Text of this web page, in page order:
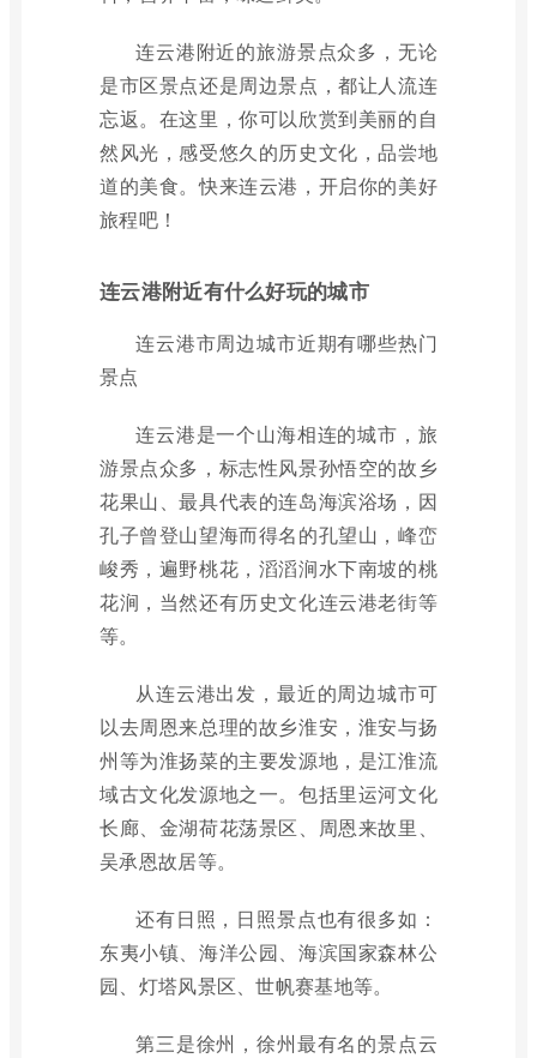
连云港附近的旅游景点众多，无论
是市区景点还是周边景点，都让人流连
忘返。在这里，你可以欣赏到美丽的自
然风光，感受悠久的历史文化，品尝地
道的美食。快来连云港，开启你的美好
旅程吧！
连云港附近有什么好玩的城市
连云港市周边城市近期有哪些热门
景点
连云港是一个山海相连的城市，旅
游景点众多，标志性风景孙悟空的故乡
花果山、最具代表的连岛海滨浴场，因
孔子曾登山望海而得名的孔望山，峰峦
峻秀，遍野桃花，滔滔涧水下南坡的桃
花涧，当然还有历史文化连云港老街等
等。
从连云港出发，最近的周边城市可
以去周恩来总理的故乡淮安，淮安与扬
州等为淮扬菜的主要发源地，是江淮流
域古文化发源地之一。包括里运河文化
长廊、金湖荷花荡景区、周恩来故里、
吴承恩故居等。
还有日照，日照景点也有很多如：
东夷小镇、海洋公园、海滨国家森林公
园、灯塔风景区、世帆赛基地等。
第三是徐州，徐州最有名的景点云